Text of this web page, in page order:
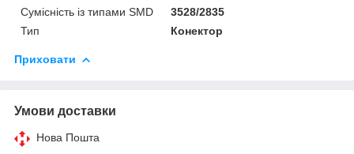
Сумісність із типами SMD
3528/2835
Тип
Конектор
Приховати
Умови доставки
Нова Пошта